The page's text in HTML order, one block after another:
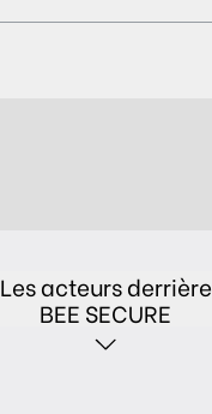
Les acteurs derrière
BEE SECURE